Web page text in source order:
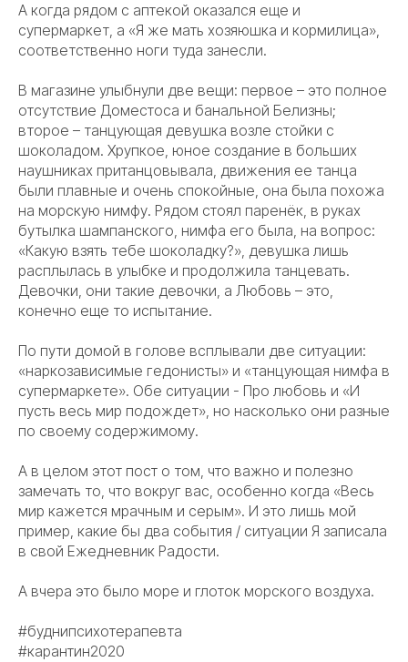
А когда рядом с аптекой оказался еще и
супермаркет, а «Я же мать хозяюшка и кормилица»,
соответственно ноги туда занесли.
В магазине улыбнули две вещи: первое – это полное
отсутствие Доместоса и банальной Белизны;
второе – танцующая девушка возле стойки с
шоколадом. Хрупкое, юное создание в больших
наушниках пританцовывала, движения ее танца
были плавные и очень спокойные, она была похожа
на морскую нимфу. Рядом стоял паренёк, в руках
бутылка шампанского, нимфа его была, на вопрос:
«Какую взять тебе шоколадку?», девушка лишь
расплылась в улыбке и продолжила танцевать.
Девочки, они такие девочки, а Любовь – это,
конечно еще то испытание.
По пути домой в голове всплывали две ситуации:
«наркозависимые гедонисты» и «танцующая нимфа в
супермаркете». Обе ситуации - Про любовь и «И
пусть весь мир подождет», но насколько они разные
по своему содержимому.
А в целом этот пост о том, что важно и полезно
замечать то, что вокруг вас, особенно когда «Весь
мир кажется мрачным и серым». И это лишь мой
пример, какие бы два события / ситуации Я записала
в свой Ежедневник Радости.
А вчера это было море и глоток морского воздуха.
#буднипсихотерапевта
#карантин2020